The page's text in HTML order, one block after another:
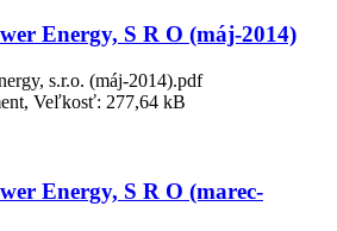
Energy, S R O (máj-2014)
s.r.o. (máj-2014).pdf
Veľkosť: 277,64 kB
Energy, S R O (marec-